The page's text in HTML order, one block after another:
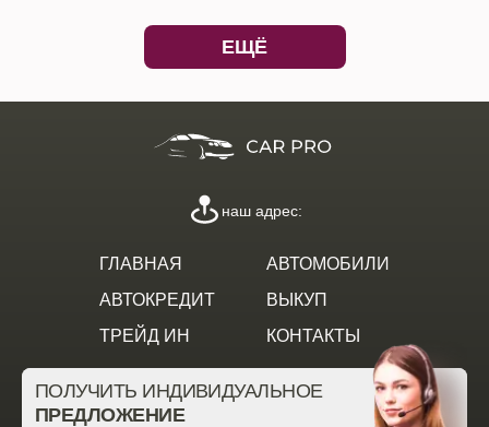
ЕЩЁ
ГЛАВНАЯ
АВТОМОБИЛИ
АВТОКРЕДИТ
ВЫКУП
ТРЕЙД ИН
КОНТАКТЫ
наш адрес:
ПОЛУЧИТЬ ИНДИВИДУАЛЬНОЕ
ПРЕДЛОЖЕНИЕ